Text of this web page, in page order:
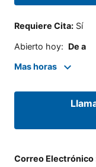
Requiere Cita: Sí
Abierto hoy: De a
Mas horas
Correo Electrónico